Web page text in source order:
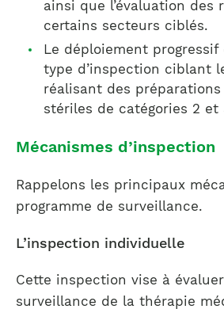
ainsi que l’évaluation des
certains secteurs ciblés.
Le déploiement progressif
type d’inspection ciblant
réalisant des
stériles de catégories 2 et
Mécanismes d’inspection
Rappelons les principaux
programme de surveillance.
L’inspection individuelle
Cette inspection vise à
surveillance de la thérapie